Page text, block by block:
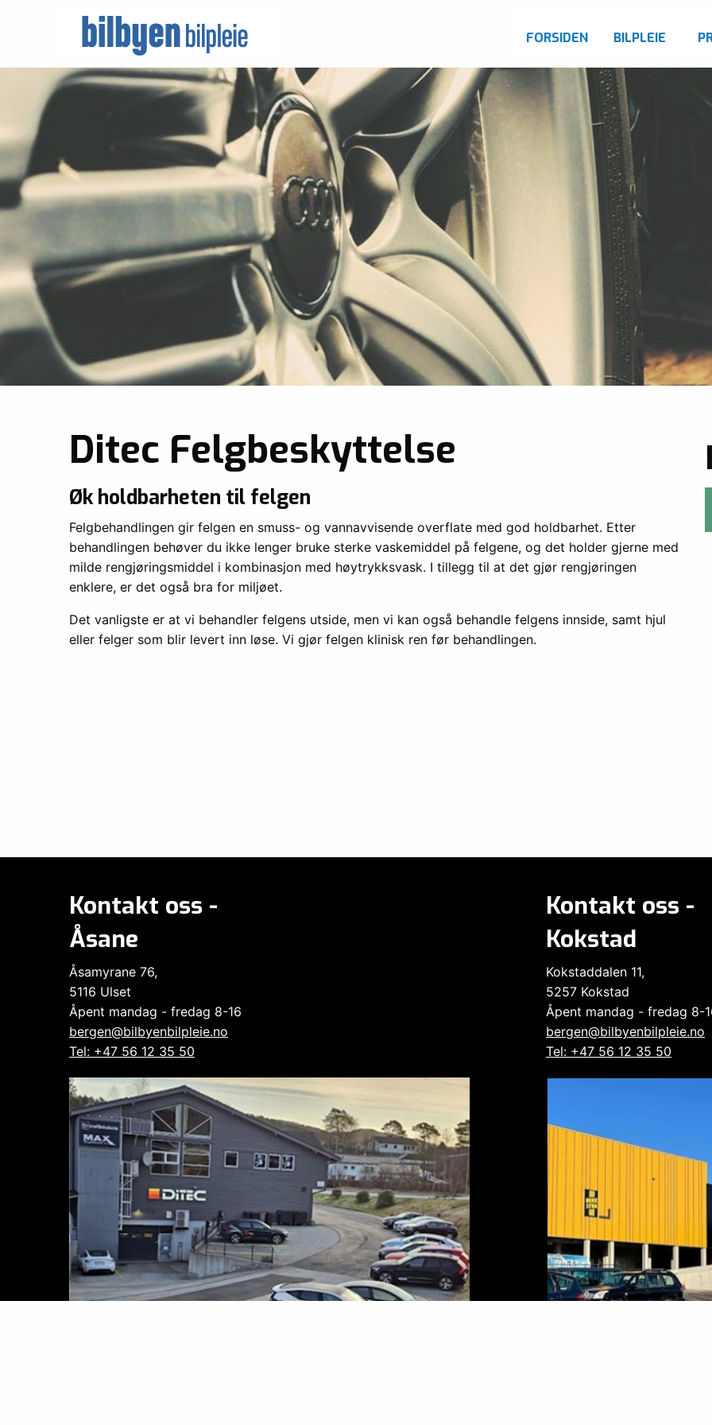
FORSIDEN BILPLEIE
Ditec Felgbeskyttelse
Øk holdbarheten til felgen
Felgbehandlingen gir felgen en smuss- og vannavvisende overflate med god holdbarhet. Etter
behandlingen behøver du ikke lenger bruke sterke vaskemiddel på felgene, og det holder gjerne med
milde rengjøringsmiddel i kombinasjon med høytrykksvask. I tillegg til at det gjør rengjøringen
enklere, er det også bra for miljøet.
Det vanligste er at vi behandler felgens utside, men vi kan også behandle felgens innside, samt hjul
eller felger som blir levert inn løse. Vi gjør felgen klinisk ren før behandlingen.
Kontakt oss -
Åsane
Åsamyrane 76,
5116 Ulset
Åpent mandag - fredag 8-16
bergen@bilbyenbilpleie.no
Tel: +47 56 12 35 50
Kontakt oss -
Kokstad
Kokstaddalen 11,
5257 Kokstad
Åpent mandag - fredag 8-
bergen@bilbyenbilpleie.no
Tel: +47 56 12 35 50